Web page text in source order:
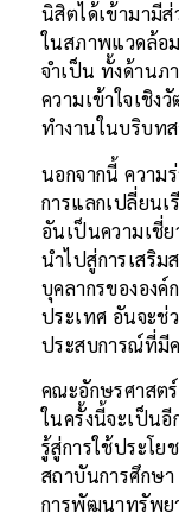
นิสิตได้เข้ามามีส่
ในสภาพแวดล้อ
จำเป็น ทั้งด้านภ
ความเข้าใจเชิ
ทำงานในบริบทส
นอกจากนี้ ความ
การแลกเปลี่ยน
อันเป็นความเชี่
นำไปสู่การเสริม
บุคลากรขององค์
ประเทศ อันจะช่
ประสบการณ์ที่มี
คณะอักษรศาสต
ในครั้งนี้จะเป็น
รู้สู่การใช้ประโย
สถาบันการศึกษ
การพัฒนาทรัพย